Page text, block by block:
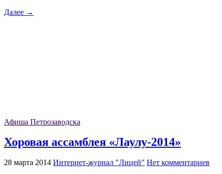
Далее →
Афиша Петрозаводска
Хоровая ассамблея «Лаулу-2014»
28 марта 2014 Интернет-журнал "Лицей" Нет комментариев